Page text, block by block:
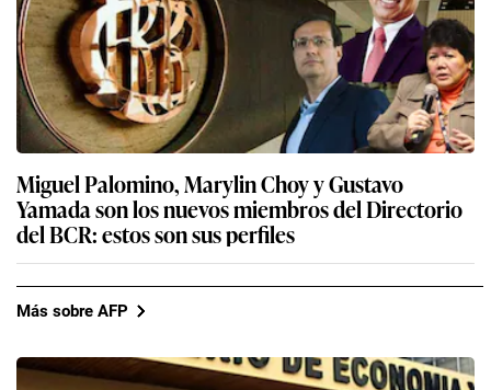
Miguel Palomino, Marylin Choy y Gustavo
Yamada son los nuevos miembros del Directorio
del BCR: estos son sus perfiles
Más sobre AFP